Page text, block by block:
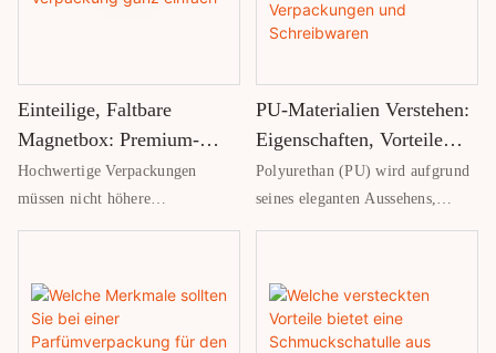
Einteilige, Faltbare
Magnetbox: Premium-
Verpackung Ganz Einfach
Hochwertige Verpackungen
müssen nicht höhere
Versandkosten bedeuten. Unsere
bietet eine clevere Lösung: Sie
vereint die Optik einer
hochwertigen, stabilen Box mit
PU-Materialien Verstehen:
Eigenschaften, Vorteile
Und Anwendungen In
Hochwertigen
Verpackungen Und
Polyurethan (PU) wird aufgrund
seines eleganten Aussehens,
seiner weichen Haptik und seiner
häufig für hochwertige
Verpackungen, Schreibwaren,
Geschenkboxen,